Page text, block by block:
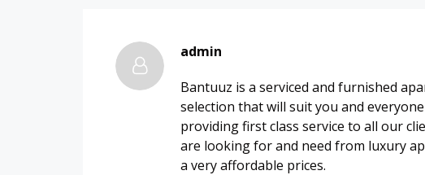
admin
Bantuuz is a serviced and furnished
selection that will suit you and
providing first class service to all our
are looking for and need from luxury
a very affordable prices.